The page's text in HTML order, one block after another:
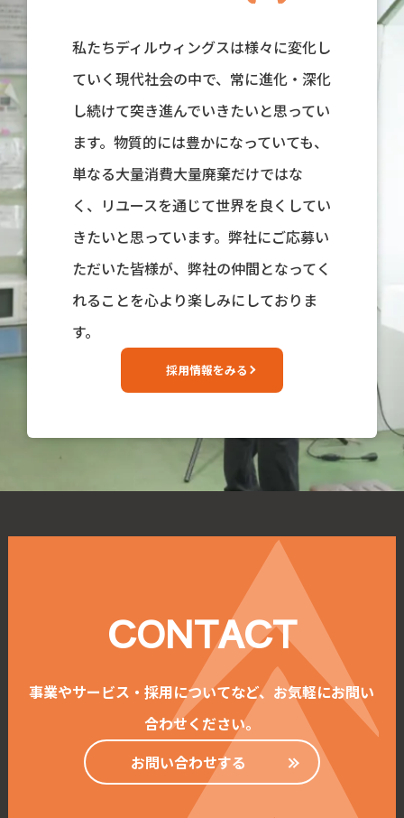
私たちディルウィングスは様々に変化し
ていく現代社会の中で、常に進化・深化
し続けて突き進んでいきたいと思ってい
ます。物質的には豊かになっていても、
単なる大量消費大量廃棄だけではな
く、リユースを通じて世界を良くしてい
きたいと思っています。弊社にご応募い
ただいた皆様が、弊社の仲間となってく
れることを心より楽しみにしておりま
す。
採用情報をみる
CONTACT
事業やサービス・採用についてなど、お気軽にお問い
合わせください。
お問い合わせする